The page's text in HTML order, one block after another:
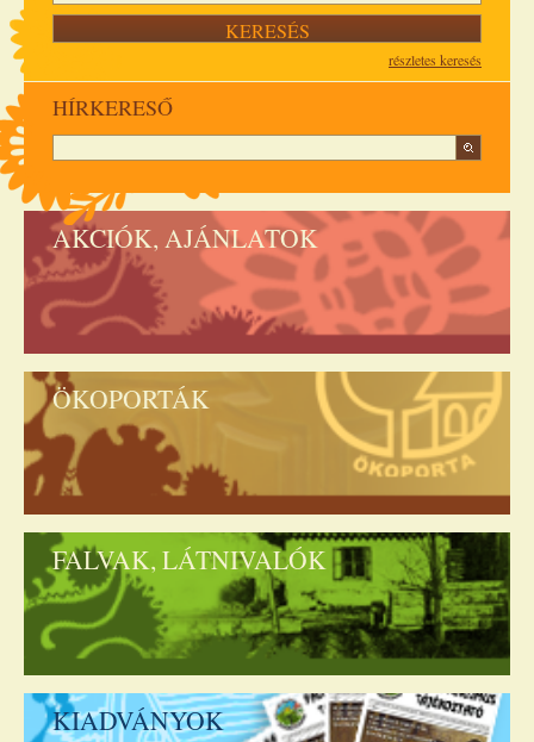
részletes keresés
HÍRKERESŐ
AKCIÓK, AJÁNLATOK
ÖKOPORTÁK
FALVAK, LÁTNIVALÓK
KIADVÁNYOK